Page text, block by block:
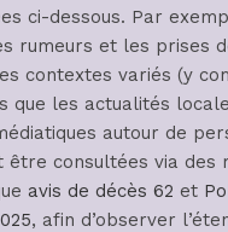
ci-dessous. Par
rumeurs et les prises
contextes variés (y
que les actualités
autour de
être consultées via des
avis de décès 62 et
, afin d’observer